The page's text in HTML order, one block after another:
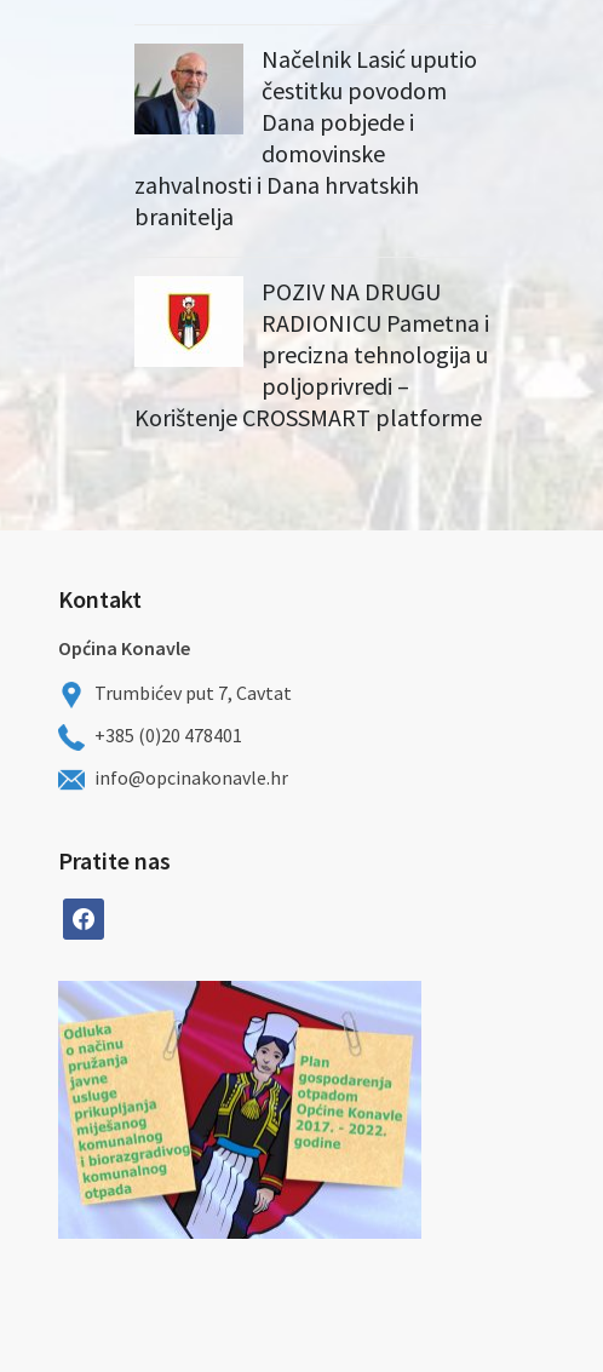
Načelnik Lasić uputio
čestitku povodom
Dana pobjede i
domovinske
zahvalnosti i Dana hrvatskih
branitelja
POZIV NA DRUGU
RADIONICU Pametna i
precizna tehnologija u
poljoprivredi –
Korištenje CROSSMART platforme
Kontakt
Općina Konavle
Trumbićev put 7, Cavtat
+385 (0)20 478401
info@opcinakonavle.hr
Pratite nas
facebook